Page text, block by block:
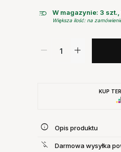
W magazynie: 3 szt.,
Większa ilość: na
KUP
Opis produktu
Darmowa wysyłka